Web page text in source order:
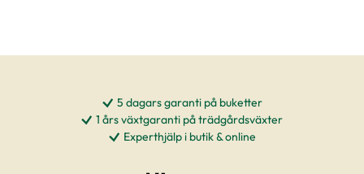
5 dagars garanti på buketter
1 års växtgaranti på trädgårdsväxter
Experthjälp i butik & online